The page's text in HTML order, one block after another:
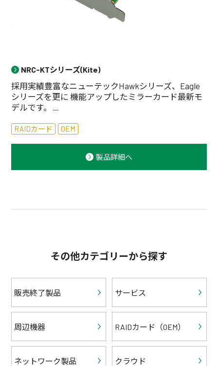
NRC-KTシリーズ(Kite)
採用実績豊富なニューテックHawkシリーズ、Eagle
シリーズを更に 機能アップしたミラーカード最新モ
デルです。 ...
RAIDカード OEM
製品詳細へ
その他カテゴリーから探す
販売終了製品 サービス
周辺機器 RAIDカード（OEM）
ネットワーク製品 クラウド